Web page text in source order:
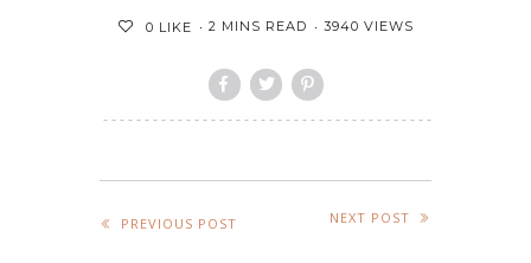
0 LIKE 2 MINS READ 3940 VIEWS
PREVIOUS POST NEXT POST